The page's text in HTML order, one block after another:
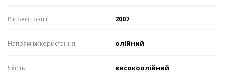
Рік реєстрації 2007
Напрям використання олійний
Якість високоолійний